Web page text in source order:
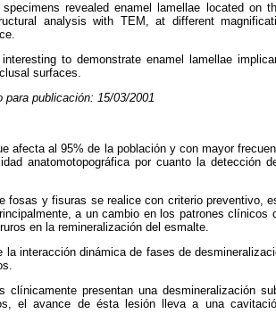
revealed enamel lamellae located on
analysis with TEM, at different
to demonstrate enamel lamellae
surfaces.
para publicación: 15/03/2001
afecta al 95% de la población y con mayor
anatomotopográfica por cuanto la detección
fosas y fisuras se realice con criterio preventivo,
a un cambio en los patrones clínicos
en la remineralización del esmalte.
la interacción dinámica de fases de
clínicamente presentan una desmineralización
el avance de ésta lesión lleva a una